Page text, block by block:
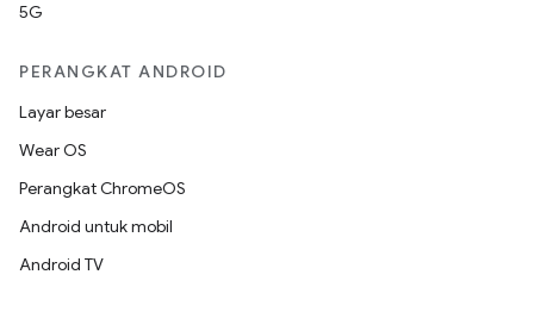
5G
PERANGKAT ANDROID
Layar besar
Wear OS
Perangkat ChromeOS
Android untuk mobil
Android TV